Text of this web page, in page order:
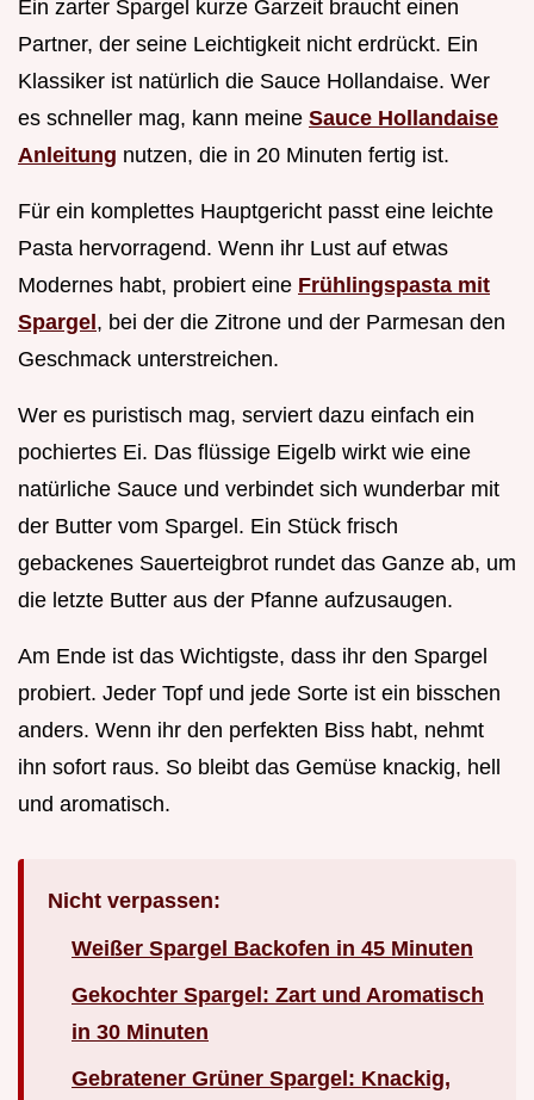
Ein zarter Spargel kurze Garzeit braucht einen
Partner, der seine Leichtigkeit nicht erdrückt. Ein
Klassiker ist natürlich die Sauce Hollandaise. Wer
es schneller mag, kann meine Sauce Hollandaise
Anleitung nutzen, die in 20 Minuten fertig ist.
Für ein komplettes Hauptgericht passt eine leichte
Pasta hervorragend. Wenn ihr Lust auf etwas
Modernes habt, probiert eine Frühlingspasta mit
Spargel, bei der die Zitrone und der Parmesan den
Geschmack unterstreichen.
Wer es puristisch mag, serviert dazu einfach ein
pochiertes Ei. Das flüssige Eigelb wirkt wie eine
natürliche Sauce und verbindet sich wunderbar mit
der Butter vom Spargel. Ein Stück frisch
gebackenes Sauerteigbrot rundet das Ganze ab, um
die letzte Butter aus der Pfanne aufzusaugen.
Am Ende ist das Wichtigste, dass ihr den Spargel
probiert. Jeder Topf und jede Sorte ist ein bisschen
anders. Wenn ihr den perfekten Biss habt, nehmt
ihn sofort raus. So bleibt das Gemüse knackig, hell
und aromatisch.
Nicht verpassen:
Weißer Spargel Backofen in 45 Minuten
Gekochter Spargel: Zart und Aromatisch
in 30 Minuten
Gebratener Grüner Spargel: Knackig,